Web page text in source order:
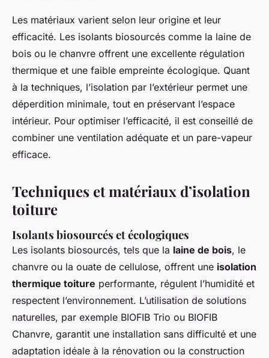
Les matériaux varient selon leur origine et leur
efficacité. Les isolants biosourcés comme la laine de
bois ou le chanvre offrent une excellente régulation
thermique et une faible empreinte écologique. Quant
à la techniques, l’isolation par l’extérieur permet une
déperdition minimale, tout en préservant l’espace
intérieur. Pour optimiser l’efficacité, il est conseillé de
combiner une ventilation adéquate et un pare-vapeur
efficace.
Techniques et matériaux d’isolation
toiture
Isolants biosourcés et écologiques
Les isolants biosourcés, tels que la laine de bois, le
chanvre ou la ouate de cellulose, offrent une isolation
thermique toiture performante, régulent l’humidité et
respectent l’environnement. L’utilisation de solutions
naturelles, par exemple BIOFIB Trio ou BIOFIB
Chanvre, garantit une installation sans difficulté et une
adaptation idéale à la rénovation ou la construction